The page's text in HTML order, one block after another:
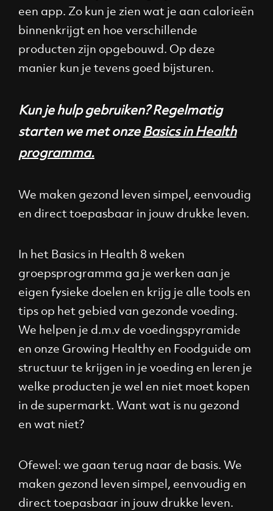
een app. Zo kun je zien wat je aan calorieën
binnenkrijgt en hoe verschillende
producten zijn opgebouwd. Op deze
manier kun je tevens goed bijsturen.
Kun je hulp gebruiken? Regelmatig
starten we met onzeBasics in Health
programma.
We maken gezond leven simpel, eenvoudig
en direct toepasbaar in jouw drukke leven.
In het Basics in Health 8 weken
groepsprogramma ga je werken aan je
eigen fysieke doelen en krijg je alle tools en
tips op het gebied van gezonde voeding.
We helpen je d.m.v de voedingspyramide
en onze Growing Healthy en Foodguide om
structuur te krijgen in je voeding en leren je
welke producten je wel en niet moet kopen
in de supermarkt. Want wat is nu gezond
en wat niet?
Ofewel: we gaan terug naar de basis. We
maken gezond leven simpel, eenvoudig en
direct toepasbaar in jouw drukke leven.